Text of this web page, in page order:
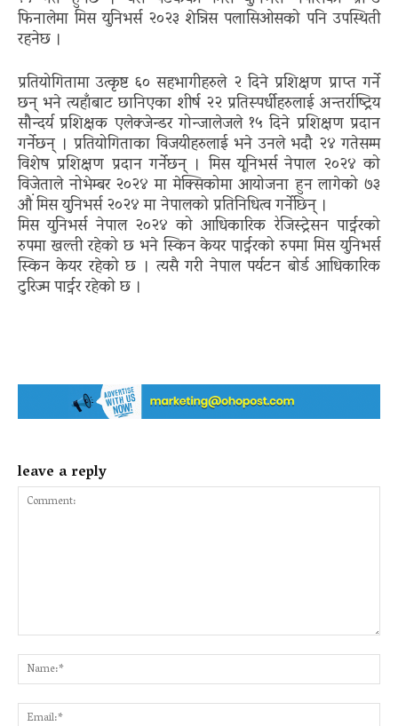
फिनालेमा मिस युनिभर्स २०२३ शेन्निस पलासिओसको पनि उपस्थिती
रहनेछ ।
प्रतियोगितामा उत्कृष्ट ६० सहभागीहरुले २ दिने प्रशिक्षण प्राप्त गर्ने
छन् भने त्यहाँबाट छानिएका शीर्ष २२ प्रतिस्पर्धीहरुलाई अन्तर्राष्ट्रिय
सौन्दर्य प्रशिक्षक एलेक्जेन्डर गोन्जालेजले १५ दिने प्रशिक्षण प्रदान
गर्नेछन् । प्रतियोगिताका विजयीहरुलाई भने उनले भदौ २४ गतेसम्म
विशेष प्रशिक्षण प्रदान गर्नेछन् । मिस यूनिभर्स नेपाल २०२४ को
विजेताले नोभेम्बर २०२४ मा मेक्सिकोमा आयोजना हुन लागेको ७३
औं मिस युनिभर्स २०२४ मा नेपालको प्रतिनिधित्व गर्नेछिन् ।
मिस युनिभर्स नेपाल २०२४ को आधिकारिक रेजिस्ट्रेसन पार्ट्नरको
रुपमा खल्ती रहेको छ भने स्किन केयर पार्ट्नरको रुपमा मिस युनिभर्स
स्किन केयर रहेको छ । त्यसै गरी नेपाल पर्यटन बोर्ड आधिकारिक
टुरिज्म पार्ट्नर रहेको छ ।
leave a reply